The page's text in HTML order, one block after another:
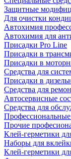
Защитные
Для очистки
Автохимия
Автохимия для
Присадки Pro Line
Присадки в
Присадки в
Средства для
Присадки в
Средства для
Автосервисные
Средства для
Профессиональные
Прочие
Клей-герметики
Наборы для
Клей-герметики